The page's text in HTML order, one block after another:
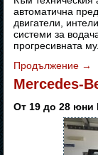
автоматична
двигатели,
системи за
прогресивната
Продължение →
Mercedes-
От 19 до 28 юни